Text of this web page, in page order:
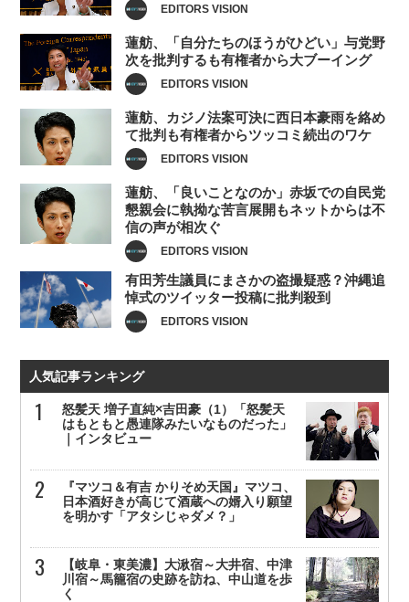
EDITORS VISION
蓮舫、「自分たちのほうがひどい」与党野
次を批判するも有権者から大ブーイング
EDITORS VISION
蓮舫、カジノ法案可決に西日本豪雨を絡め
て批判も有権者からツッコミ続出のワケ
EDITORS VISION
蓮舫、「良いことなのか」赤坂での自民党
懇親会に執拗な苦言展開もネットからは不
信の声が相次ぐ
EDITORS VISION
有田芳生議員にまさかの盗撮疑惑？沖縄追
悼式のツイッター投稿に批判殺到
EDITORS VISION
人気記事ランキング
怒髪天 増子直純×吉田豪（1）「怒髪天
はもともと愚連隊みたいなものだった」
｜インタビュー
『マツコ＆有吉 かりそめ天国』マツコ、
日本酒好きが高じて酒蔵への婿入り願望
を明かす「アタシじゃダメ？」
【岐阜・東美濃】大湫宿～大井宿、中津
川宿～馬籠宿の史跡を訪ね、中山道を歩
く